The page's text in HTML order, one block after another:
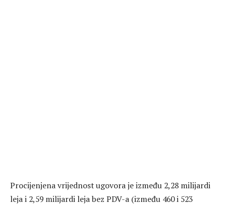
Procijenjena vrijednost ugovora je između 2,28 milijardi
leja i 2,59 milijardi leja bez PDV-a (između 460 i 523